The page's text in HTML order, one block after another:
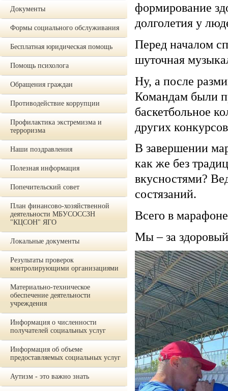
Документы
Формы социального обслуживания
Бесплатная юридическая помощь
Помощь психолога
Обращения граждан
Противодействие коррупции
Профилактика экстремизма и
терроризма
Наши поздравления
Полезная информация
Попечительский совет
План финансово-хозяйственной
деятельности МБУСОССЗН
"КЦСОН" ЯГО
Локальные документы
Результаты проверок
контролирующими организациями
Материально-техническое
обеспечение деятельности
учреждения
Информация о численности
получателей социальных услуг
Информация об объеме
предоставляемых социальных услуг
Аутизм - это важно знать
формирование
долголетия у
Перед началом
шуточная
Ну, а после
Командам были
баскетбольное
других
В завершении
как же без
вкусностями?
состязаний.
Всего в
Мы – за